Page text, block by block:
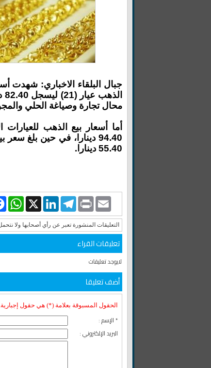
جبال البلقاء الاخباري: شهدت
محال تجارة وصياغة الحلي
55.40 دينارا.
X
LinkedInTelegram PrintEmail
التعليقات المنشورة تعبر عن رأي أصحابها ولا
تعليقات القراء
لايوجد تعليقات
أضف تعليقا
الحقول المسبوقة بعلامة (*) هي حقول إجبارية.
* الإسم :
البريد الإلكتروني :